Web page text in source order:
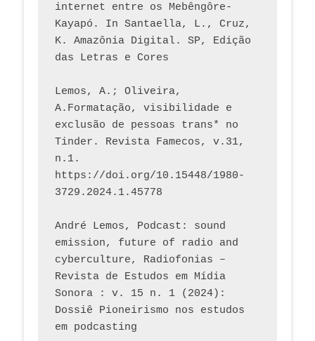
internet entre os Mebêngôre-
Kayapó. In Santaella, L., Cruz,
K. Amazônia Digital. SP, Edição
das Letras e Cores
Lemos, A.; Oliveira,
A.Formatação, visibilidade e
exclusão de pessoas trans* no
Tinder. Revista Famecos, v.31,
n.1.
https://doi.org/10.15448/1980-
3729.2024.1.45778
André Lemos, Podcast: sound
emission, future of radio and
cyberculture, Radiofonias –
Revista de Estudos em Mídia
Sonora : v. 15 n. 1 (2024):
Dossiê Pioneirismo nos estudos
em podcasting